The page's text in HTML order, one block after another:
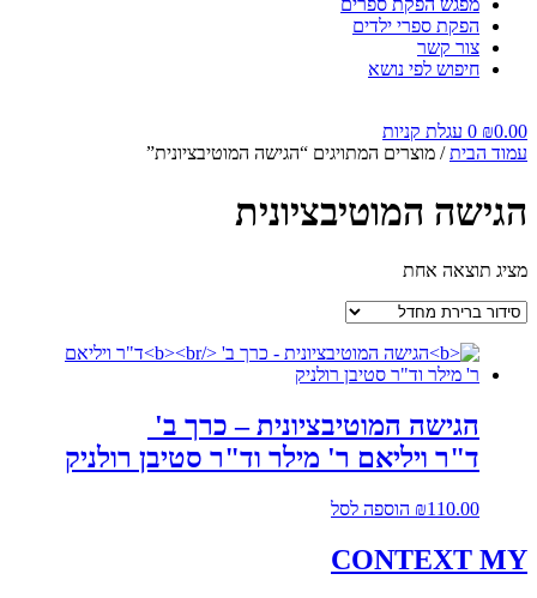
מפגש הפקת ספרים
הפקת ספרי ילדים
צור קשר
חיפוש לפי נושא
₪0.00
0 עגלת קניות
עמוד הבית/ מוצרים המתויגים “הגישה המוטיבציונית”
הגישה המוטיבציונית
מציג תוצאה אחת
הגישה המוטיבציונית – כרך ב'
ד"ר ויליאם ר' מילר וד"ר סטיבן רולניק
₪110.00 הוספה לסל
CONTEXT MY